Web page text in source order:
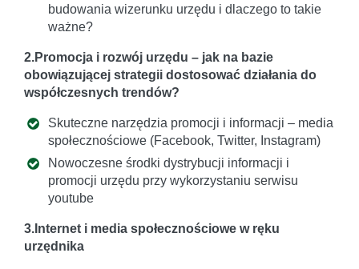
budowania wizerunku urzędu i dlaczego to takie
ważne?
2.Promocja i rozwój urzędu – jak na bazie
obowiązującej strategii dostosować działania do
współczesnych trendów?
Skuteczne narzędzia promocji i informacji – media
społecznościowe (Facebook, Twitter, Instagram)
Nowoczesne środki dystrybucji informacji i
promocji urzędu przy wykorzystaniu serwisu
youtube
3.Internet i media społecznościowe w ręku
urzędnika